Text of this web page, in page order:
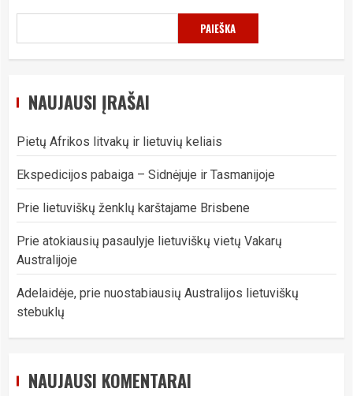
PAIEŠKA
NAUJAUSI ĮRAŠAI
Pietų Afrikos litvakų ir lietuvių keliais
Ekspedicijos pabaiga – Sidnėjuje ir Tasmanijoje
Prie lietuviškų ženklų karštajame Brisbene
Prie atokiausių pasaulyje lietuviškų vietų Vakarų
Australijoje
Adelaidėje, prie nuostabiausių Australijos lietuviškų
stebuklų
NAUJAUSI KOMENTARAI